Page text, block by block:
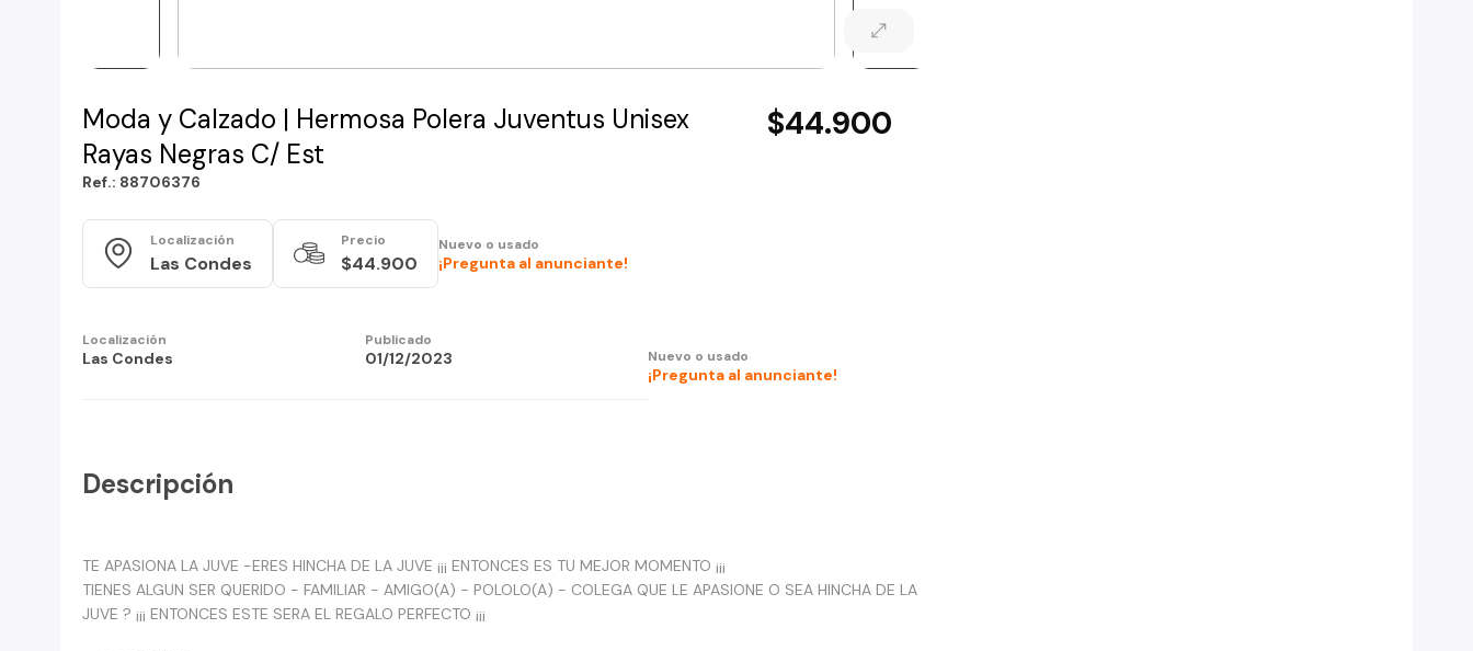
Moda y Calzado | Hermosa Polera Juventus Unisex
Rayas Negras C/ Est
$44.900
Ref.: 88706376
Localización
Las Condes
Precio
$44.900
Nuevo o usado
¡Pregunta al anunciante!
Localización
Las Condes
Publicado
01/12/2023 Nuevo o usado
¡Pregunta al anunciante!
Descripción
TE APASIONA LA JUVE -ERES HINCHA DE LA JUVE ¡¡¡ ENTONCES ES TU MEJOR MOMENTO ¡¡¡
TIENES ALGUN SER QUERIDO - FAMILIAR - AMIGO(A) - POLOLO(A) - COLEGA QUE LE APASIONE O SEA HINCHA DE LA
JUVE ? ¡¡¡ ENTONCES ESTE SERA EL REGALO PERFECTO ¡¡¡